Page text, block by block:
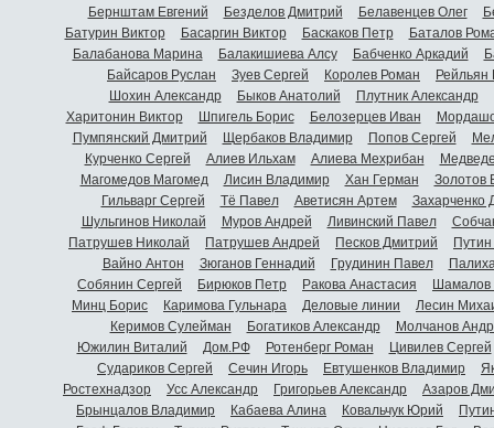
Бернштам Евгений
Безделов Дмитрий Белавенцев Олег
Батурин Виктор
Басаргин Виктор Баскаков Петр
Баталов
Балабанова Марина
Балакишиева Алсу Бабченко Аркадий
Байсаров Руслан
Зуев Сергей Королев Роман
Шохин Александр
Быков Анатолий Плутник Александр
Харитонин Виктор
Шпигель Борис Белозерцев Иван
Пумпянский Дмитрий
Щербаков Владимир Попов Сергей
Курченко Сергей
Алиев Ильхам Алиева Мехрибан
Магомедов Магомед
Лисин Владимир Хан Герман
Золотов
Гильварг Сергей
Тё Павел Аветисян Артем
Захарченко
Шульгинов Николай
Муров Андрей Ливинский Павел
Патрушев Николай
Патрушев Андрей Песков Дмитрий
Вайно Антон
Зюганов Геннадий Грудинин Павел
Собянин Сергей
Бирюков Петр Ракова Анастасия
Шамалов
Минц Борис
Каримова Гульнара Деловые линии
Лесин
Керимов Сулейман
Богатиков Александр
Молчанов
Южилин Виталий
Дом.РФ Ротенберг Роман
Цивилев Сергей
Судариков Сергей
Сечин Игорь Евтушенков Владимир
Ростехнадзор
Усс Александр Григорьев Александр
Азаров
Брынцалов Владимир
Кабаева Алина Ковальчук Юрий